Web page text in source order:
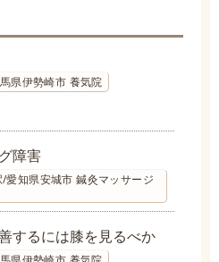
県伊勢崎市 養気院
障害
愛知県安城市 鍼灸マッサージ
するには膝を見るべか